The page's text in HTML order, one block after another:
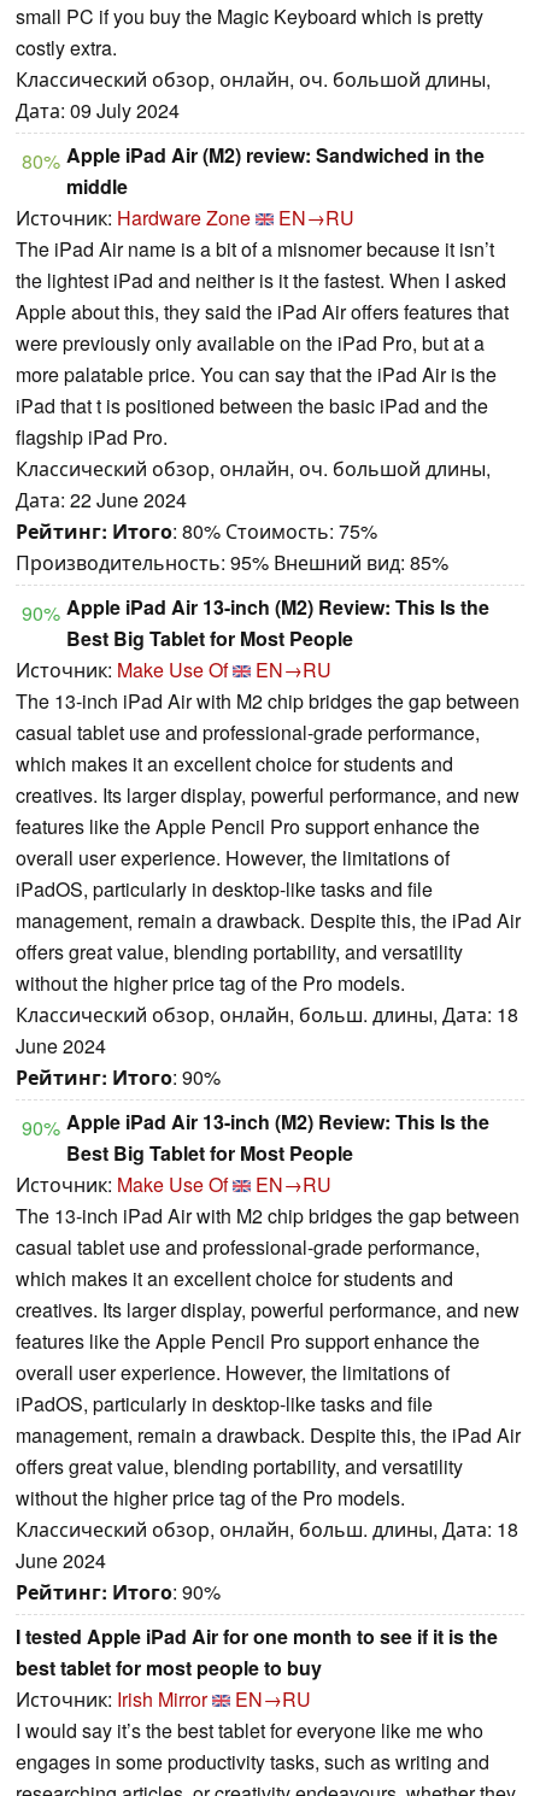
small PC if you buy the Magic Keyboard which is pretty
costly extra.
Классический обзор, онлайн, оч. большой длины,
Дата: 09 July 2024
80% Apple iPad Air (M2) review: Sandwiched in the
middle
Источник: Hardware Zone
EN→RU
The iPad Air name is a bit of a misnomer because it isn’t
the lightest iPad and neither is it the fastest. When I asked
Apple about this, they said the iPad Air offers features that
were previously only available on the iPad Pro, but at a
more palatable price. You can say that the iPad Air is the
iPad that t is positioned between the basic iPad and the
flagship iPad Pro.
Классический обзор, онлайн, оч. большой длины,
Дата: 22 June 2024
Рейтинг: Итого: 80% Стоимость: 75%
Производительность: 95% Внешний вид: 85%
90% Apple iPad Air 13-inch (M2) Review: This Is the
Best Big Tablet for Most People
Источник: Make Use Of
EN→RU
The 13-inch iPad Air with M2 chip bridges the gap between
casual tablet use and professional-grade performance,
which makes it an excellent choice for students and
creatives. Its larger display, powerful performance, and new
features like the Apple Pencil Pro support enhance the
overall user experience. However, the limitations of
iPadOS, particularly in desktop-like tasks and file
management, remain a drawback. Despite this, the iPad Air
offers great value, blending portability, and versatility
without the higher price tag of the Pro models.
Классический обзор, онлайн, больш. длины, Дата: 18
June 2024
Рейтинг: Итого: 90%
90% Apple iPad Air 13-inch (M2) Review: This Is the
Best Big Tablet for Most People
Источник: Make Use Of
EN→RU
The 13-inch iPad Air with M2 chip bridges the gap between
casual tablet use and professional-grade performance,
which makes it an excellent choice for students and
creatives. Its larger display, powerful performance, and new
features like the Apple Pencil Pro support enhance the
overall user experience. However, the limitations of
iPadOS, particularly in desktop-like tasks and file
management, remain a drawback. Despite this, the iPad Air
offers great value, blending portability, and versatility
without the higher price tag of the Pro models.
Классический обзор, онлайн, больш. длины, Дата: 18
June 2024
Рейтинг: Итого: 90%
I tested Apple iPad Air for one month to see if it is the
best tablet for most people to buy
Источник: Irish Mirror
EN→RU
I would say it’s the best tablet for everyone like me who
engages in some productivity tasks, such as writing and